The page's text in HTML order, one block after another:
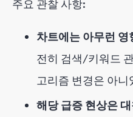
주요 관찰 사항:
차트에는 아무런
전히 검색/키워드
고리즘 변경은 아니
해당 급증 현상은